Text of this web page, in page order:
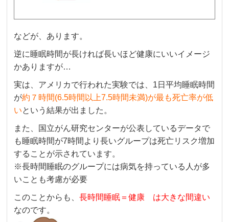
などが、あります。
逆に睡眠時間が長ければ長いほど健康にいいイメージ
かありますが…
実は、アメリカで行われた実験では、1日平均睡眠時間
が約７時間(6.5時間以上7.5時間未満)が最も死亡率が低
いという結果が出ました。
また、国立がん研究センターが公表しているデータで
も睡眠時間が7時間より長いグループは死亡リスク増加
することが示されています。
※長時間睡眠のグループには病気を持っている人が多
いことも考慮が必要
このことからも、長時間睡眠＝健康 は大きな間違い
なのです。